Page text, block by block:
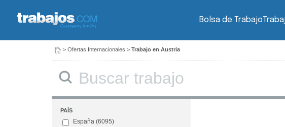
Bolsa de Trabajo
> Ofertas Internacionales > Trabajo en Austria
PAÍS
España (6095)